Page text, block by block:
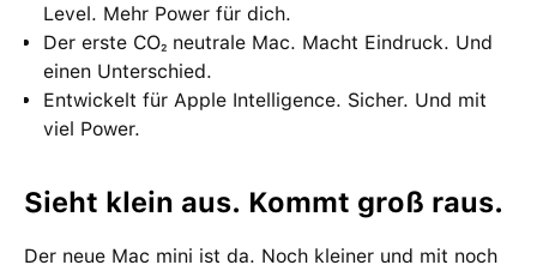
Level. Mehr Power für dich.
Der erste CO₂ neutrale Mac. Macht Eindruck. Und
einen Unter­schied.
Entwickelt für Apple Intelligence. Sicher. Und mit
viel Power.
Sieht klein aus. Kommt groß raus.
Der neue Mac mini ist da. Noch kleiner und mit noch